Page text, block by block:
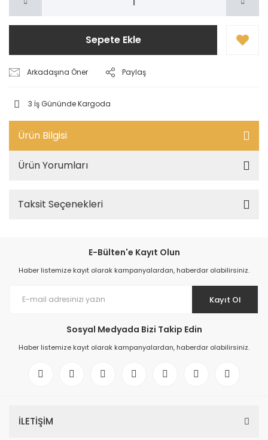
Sepete Ekle
Arkadaşına Öner Paylaş
3 İş Gününde Kargoda
Ürün Bilgisi
Ürün Yorumları
Taksit Seçenekleri
E-Bülten'e Kayıt Olun
Haber listemize kayıt olarak kampanyalardan, haberdar olabilirsiniz.
Kayıt Ol
Sosyal Medyada Bizi Takip Edin
Haber listemize kayıt olarak kampanyalardan, haberdar olabilirsiniz.
İLETİŞİM